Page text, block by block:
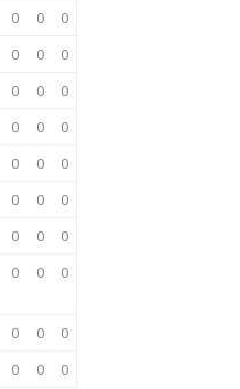
0 0
0
0 0
0
0 0
0
0 0
0
0 0
0
0 0
0
0 0
0
0 0 0
0 0
0
0 0 0